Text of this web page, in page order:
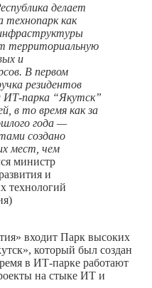
делает
технопарк как
территориальную
и
В первом
резидентов
ИТ-парка “Якутск”
в то время как за
года —
создано
мест, чем
министр
и
технологий
входит Парк высоких
который был создан
в ИТ-парке работают
на стыке ИТ и